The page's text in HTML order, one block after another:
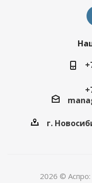
г.
2026 ©